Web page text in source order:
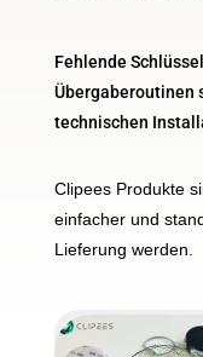
Fehlende
Übergaberoutinen
technischen
Clipees Produkte
einfacher und
Lieferung werden.